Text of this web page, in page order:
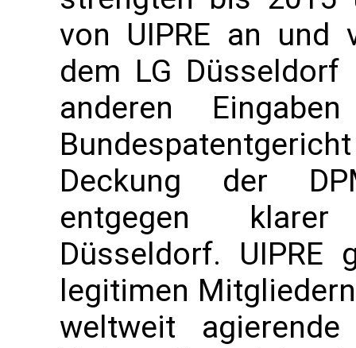
von UIPRE an und
dem LG
anderen
Deckung der
entgegen
Düsseldorf. UIPRE
legitimen
weltweit